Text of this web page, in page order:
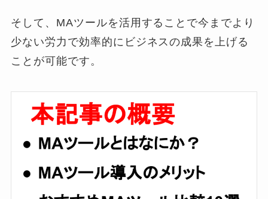
そして、MAツールを活用することで今までより
少ない労力で効率的にビジネスの成果を上げる
ことが可能です。